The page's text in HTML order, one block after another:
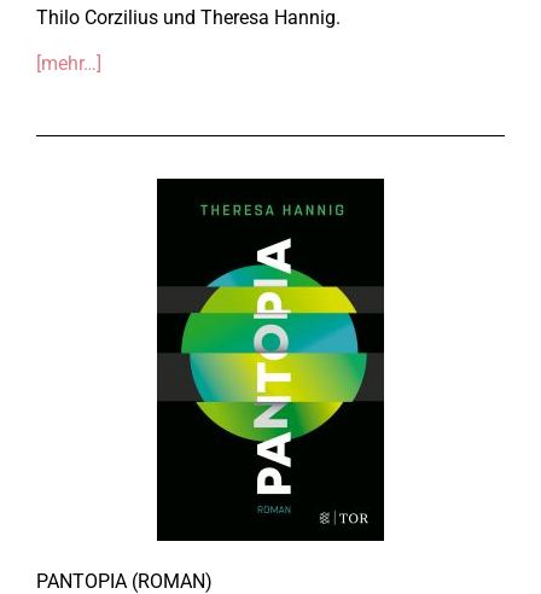
Thilo Corzilius und Theresa Hannig.
[mehr…]
PANTOPIA (ROMAN)